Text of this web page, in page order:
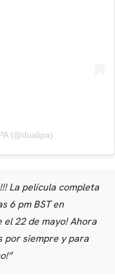
(@dualipa)
La película completa
6 pm BST en
el 22 de mayo! Ahora
por siempre y para